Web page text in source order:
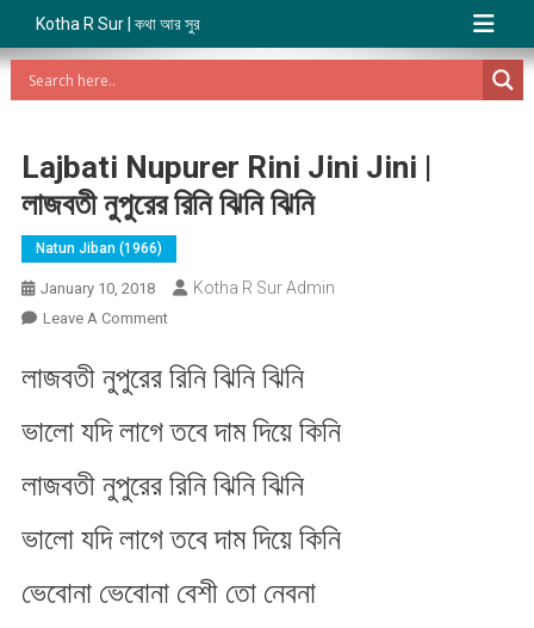
Kotha R Sur | কথা আর সুর
Lajbati Nupurer Rini Jini Jini |
লাজবতী নুপুরের রিনি ঝিনি ঝিনি
Natun Jiban (1966)
January 10, 2018 Kotha R Sur Admin
Leave A CommentOn
Nupurer
Jini
|
নুপুরের
ঝিনি
লাজবতী নুপুরের রিনি ঝিনি ঝিনি
ভালো যদি লাগে তবে দাম দিয়ে কিনি
লাজবতী নুপুরের রিনি ঝিনি ঝিনি
ভালো যদি লাগে তবে দাম দিয়ে কিনি
ভেবোনা ভেবোনা বেশী তো নেবনা